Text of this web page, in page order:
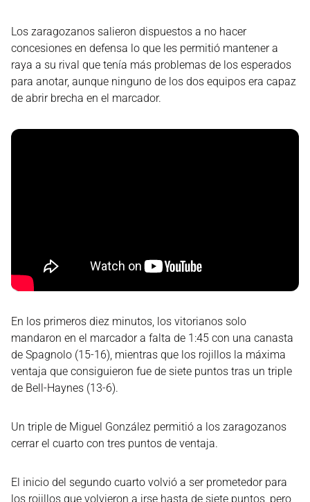
Los zaragozanos salieron dispuestos a no hacer
concesiones en defensa lo que les permitió mantener a
raya a su rival que tenía más problemas de los esperados
para anotar, aunque ninguno de los dos equipos era capaz
de abrir brecha en el marcador.
En los primeros diez minutos, los vitorianos solo
mandaron en el marcador a falta de 1:45 con una canasta
de Spagnolo (15-16), mientras que los rojillos la máxima
ventaja que consiguieron fue de siete puntos tras un triple
de Bell-Haynes (13-6).
Un triple de Miguel González permitió a los zaragozanos
cerrar el cuarto con tres puntos de ventaja.
El inicio del segundo cuarto volvió a ser prometedor para
los rojillos que volvieron a irse hasta de siete puntos, pero